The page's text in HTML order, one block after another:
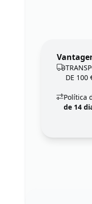
DE
Política
de 14